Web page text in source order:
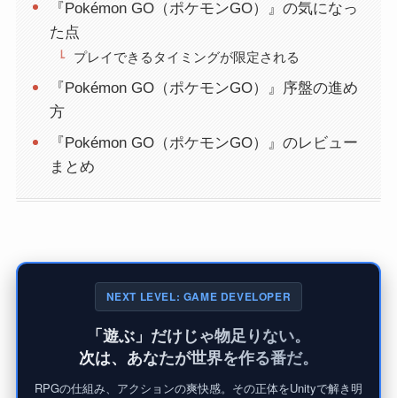
『Pokémon GO（ポケモンGO）』の気になっ
た点
プレイできるタイミングが限定される
『Pokémon GO（ポケモンGO）』序盤の進め
方
『Pokémon GO（ポケモンGO）』のレビュー
まとめ
NEXT LEVEL: GAME DEVELOPER
「遊ぶ」だけじゃ物足りない。
次は、あなたが世界を作る番だ。
RPGの仕組み、アクションの爽快感。その正体をUnityで解き明